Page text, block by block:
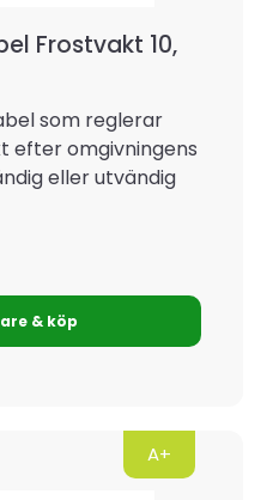
Frostvakt 10,
som reglerar
efter omgivningens
eller utvändig
& köp
A+